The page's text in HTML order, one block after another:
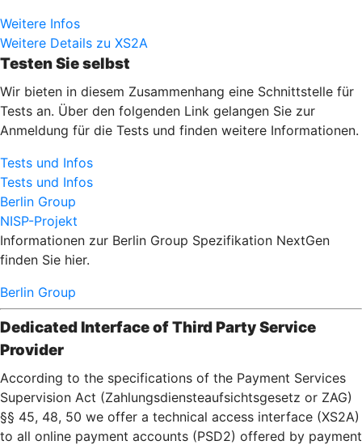
Weitere Infos
Weitere Details zu XS2A
Testen Sie selbst
Wir bieten in diesem Zusammenhang eine Schnittstelle für
Tests an. Über den folgenden Link gelangen Sie zur
Anmeldung für die Tests und finden weitere Informationen.
Tests und Infos
Tests und Infos
Berlin Group
NISP-Projekt
Informationen zur Berlin Group Spezifikation NextGen
finden Sie hier.
Berlin Group
Dedicated Interface of Third Party Service
Provider
According to the specifications of the Payment Services
Supervision Act (Zahlungsdiensteaufsichtsgesetz or ZAG)
§§ 45, 48, 50 we offer a technical access interface (XS2A)
to all online payment accounts (PSD2) offered by payment